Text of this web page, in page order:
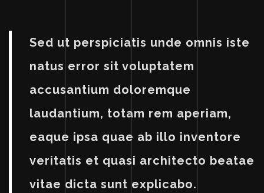
Sed ut perspiciatis unde omnis iste
natus error sit voluptatem
accusantium doloremque
laudantium, totam rem aperiam,
eaque ipsa quae ab illo inventore
veritatis et quasi architecto beatae
vitae dicta sunt explicabo.